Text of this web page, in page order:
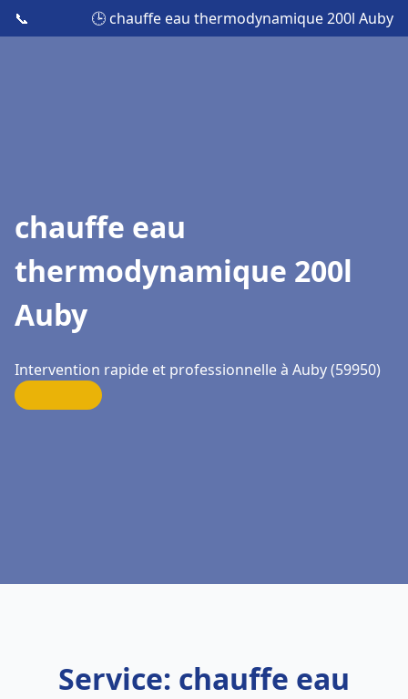
📞 🕒 chauffe eau thermodynamique 200l Auby
chauffe eau
thermodynamique 200l
Auby
Intervention rapide et professionnelle à Auby (59950)
Service: chauffe eau